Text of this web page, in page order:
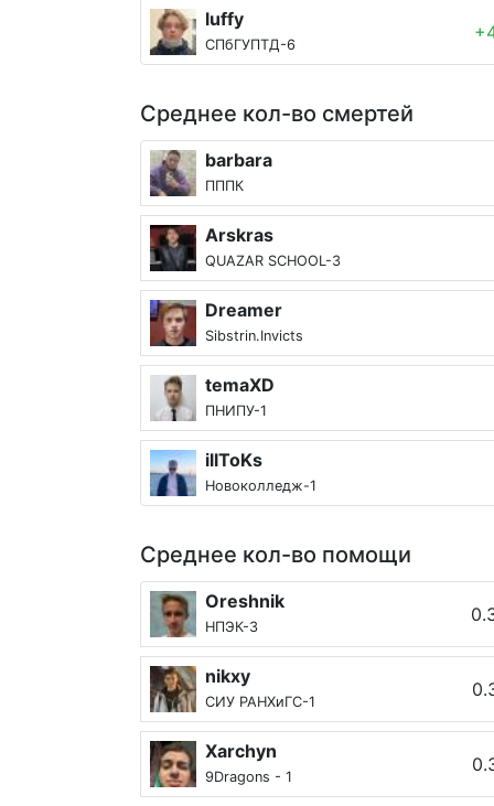
luffy
СПбГУПТД-6
Среднее кол-во смертей
barbara
ПППК
Arskras
QUAZAR SCHOOL-3
Dreamer
Sibstrin.Invicts
temaXD
ПНИПУ-1
illToKs
Новоколледж-1
Среднее кол-во помощи
Oreshnik
НПЭК-3
nikxy
СИУ РАНХиГС-1
Xarchyn
9Dragons - 1